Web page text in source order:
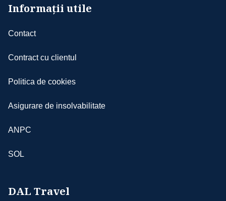
Informații utile
Contact
Contract cu clientul
Politica de cookies
Asigurare de insolvabilitate
ANPC
SOL
DAL Travel